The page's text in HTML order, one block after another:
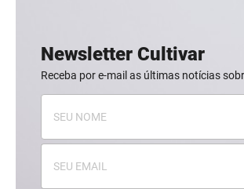
Newsletter Cultivar
Receba por e-mail as últimas notícias